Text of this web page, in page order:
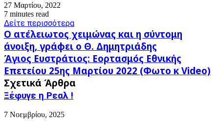
27 Μαρτίου, 2022
7 minutes read
Δείτε περισσότερα
Ο
ατέλειωτος
χειμώνας
και
η
σύντομη
άνοιξη,
γράφει
Θ.
Ο ατέλειωτος χειμώνας και η σύντομη
άνοιξη, γράφει ο Θ. Δημητριάδης
Άγιος
Ευστράτιος:
Εορτασμός
Εθνικής
Επετείου
25ης
Μαρτίου
Άγιος Ευστράτιος: Εορτασμός Εθνικής
Επετείου 25ης Μαρτίου 2022 (Φωτο κ Video)
Σχετικά Άρθρα
Ξέφυγε η Ρεαλ !
7 Νοεμβρίου, 2025